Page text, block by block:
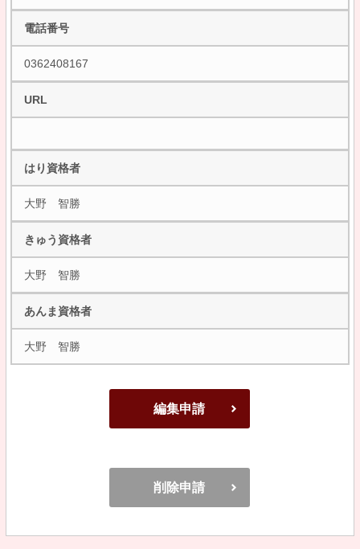
電話番号
0362408167
URL
はり資格者
大野 智勝
きゅう資格者
大野 智勝
あんま資格者
大野 智勝
編集申請
削除申請